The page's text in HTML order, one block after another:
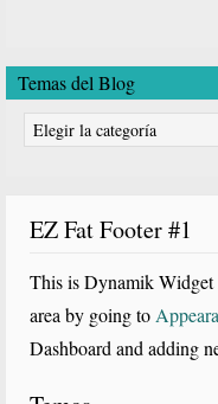
Temas del Blog
Temas
del
EZ Fat Footer #1
This is Dynamik Widget
area by going to
Dashboard and adding